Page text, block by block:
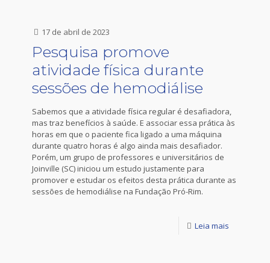
17 de abril de 2023
Pesquisa promove
atividade física durante
sessões de hemodiálise
Sabemos que a atividade física regular é desafiadora,
mas traz benefícios à saúde. E associar essa prática às
horas em que o paciente fica ligado a uma máquina
durante quatro horas é algo ainda mais desafiador.
Porém, um grupo de professores e universitários de
Joinville (SC) iniciou um estudo justamente para
promover e estudar os efeitos desta prática durante as
sessões de hemodiálise na Fundação Pró-Rim.
Leia mais